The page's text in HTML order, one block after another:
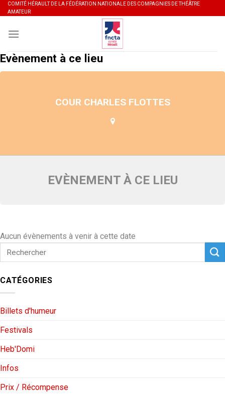
Skip
to
content
COMITÉ HÉRAULT DE LA FÉDÉRATION NATIONALE DES COMPAGNIES DE THÉÂTRE
AMATEUR
Evènement à ce lieu
COUR CHARLES FLOTTES
EVÈNEMENT À CE LIEU
Aucun évènements à venir à cette date
CATÉGORIES
Billets d'humeur
Festivals
Heb'Domi
Infos
Prix / Récompense